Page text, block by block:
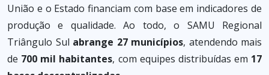
União e o Estado financiam com base em indicadores de
produção e qualidade. Ao todo, o SAMU Regional
Triângulo Sul abrange 27 municípios, atendendo mais
de 700 mil habitantes, com equipes distribuídas em 17